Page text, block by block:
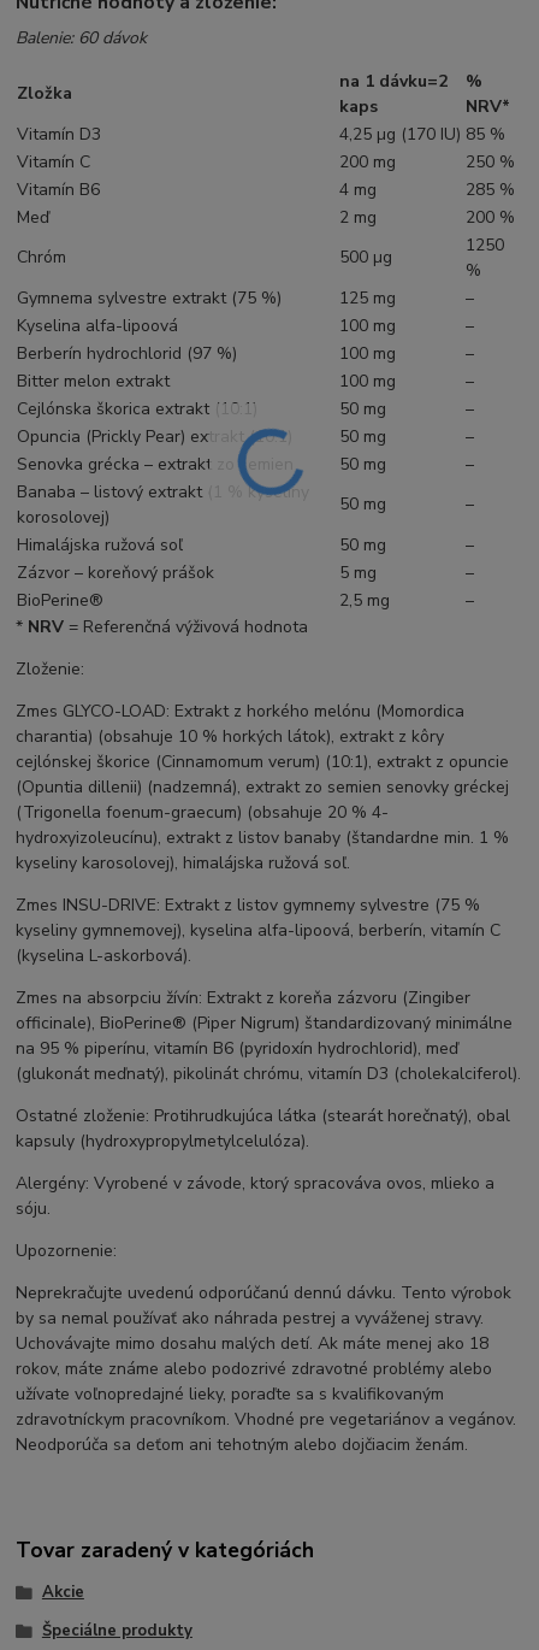
Balenie: 60 dávok
Zložka
na 1 dávku=2
kaps
%
NRV*
Vitamín D3
4,25 µg (170 IU) 85 %
Vitamín C
200 mg
250 %
Vitamín B6
4 mg
285 %
Meď
2 mg
200 %
Chróm
500 µg
1250
%
Gymnema sylvestre extrakt (75 %)
125 mg
–
Kyselina alfa-lipoová
100 mg
–
Berberín hydrochlorid (97 %)
100 mg
–
Bitter melon extrakt
100 mg
–
Cejlónska škorica extrakt (10:1)
50 mg
–
Opuncia (Prickly Pear) extrakt (10:1)
50 mg
–
Senovka grécka – extrakt zo semien
50 mg
–
Banaba – listový extrakt (1 % kyseliny
korosolovej)
50 mg
–
Himalájska ružová soľ
50 mg
–
Zázvor – koreňový prášok
5 mg
–
BioPerine®
2,5 mg
–
* NRV = Referenčná výživová hodnota
Zloženie:
Zmes GLYCO-LOAD: Extrakt z horkého melónu (Momordica
charantia) (obsahuje 10 % horkých látok), extrakt z kôry
cejlónskej škorice (Cinnamomum verum) (10:1), extrakt z opuncie
(Opuntia dillenii) (nadzemná), extrakt zo semien senovky gréckej
(Trigonella foenum-graecum) (obsahuje 20 % 4-
hydroxyizoleucínu), extrakt z listov banaby (štandardne min. 1 %
kyseliny karosolovej), himalájska ružová soľ.
Zmes INSU-DRIVE: Extrakt z listov gymnemy sylvestre (75 %
kyseliny gymnemovej), kyselina alfa-lipoová, berberín, vitamín C
(kyselina L-askorbová).
Zmes na absorpciu žívín: Extrakt z koreňa zázvoru (Zingiber
officinale), BioPerine® (Piper Nigrum) štandardizovaný minimálne
na 95 % piperínu, vitamín B6 (pyridoxín hydrochlorid), meď
(glukonát meďnatý), pikolinát chrómu, vitamín D3 (cholekalciferol).
Ostatné zloženie: Protihrudkujúca látka (stearát horečnatý), obal
kapsuly (hydroxypropylmetylcelulóza).
Alergény: Vyrobené v závode, ktorý spracováva ovos, mlieko a
sóju.
Upozornenie:
Neprekračujte uvedenú odporúčanú dennú dávku. Tento výrobok
by sa nemal používať ako náhrada pestrej a vyváženej stravy.
Uchovávajte mimo dosahu malých detí. Ak máte menej ako 18
rokov, máte známe alebo podozrivé zdravotné problémy alebo
užívate voľnopredajné lieky, poraďte sa s kvalifikovaným
zdravotníckym pracovníkom. Vhodné pre vegetariánov a vegánov.
Neodporúča sa deťom ani tehotným alebo dojčiacim ženám.
Tovar zaradený v kategóriách
Akcie
Špeciálne produkty